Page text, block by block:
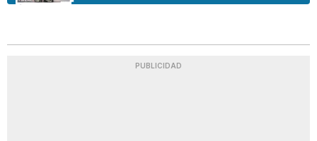
PUBLICIDAD